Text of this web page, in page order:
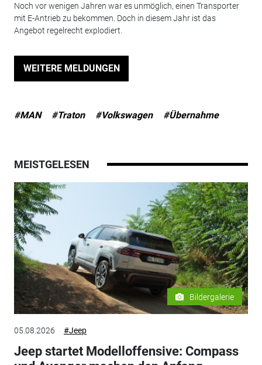
Noch vor wenigen Jahren war es unmöglich, einen Transporter
mit E-Antrieb zu bekommen. Doch in diesem Jahr ist das
Angebot regelrecht explodiert.
WEITERE MELDUNGEN
#MAN #Traton #Volkswagen #Übernahme
MEISTGELESEN
Bildergalerie
05.08.2026 #Jeep
Jeep startet Modelloffensive: Compass